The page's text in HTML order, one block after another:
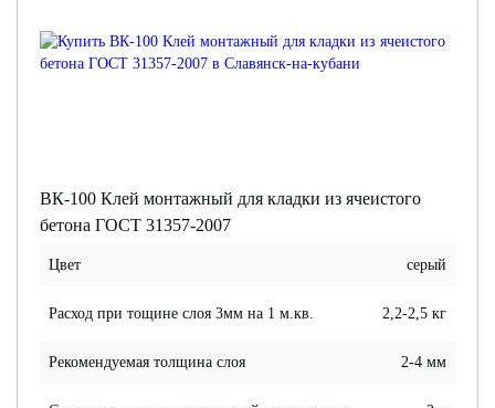
ВК-100 Клей монтажный для кладки из ячеистого
бетона ГОСТ 31357-2007
Цвет серый
Расход при тощине слоя 3мм на 1 м.кв. 2,2-2,5 кг
Рекомендуемая толщина слоя 2-4 мм